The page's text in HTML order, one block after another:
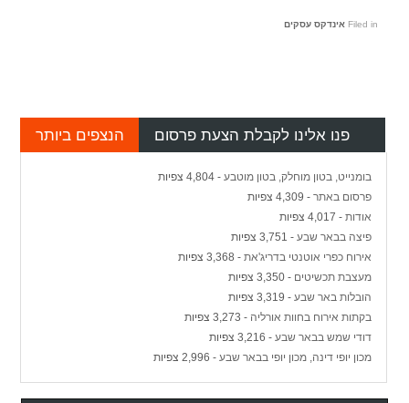
Filed in אינדקס עסקים
הנצפים ביותר פנו אלינו לקבלת הצעת פרסום
בומנייט, בטון מוחלק, בטון מוטבע - 4,804 צפיות
פרסום באתר - 4,309 צפיות
אודות - 4,017 צפיות
פיצה בבאר שבע - 3,751 צפיות
אירוח כפרי אוטנטי בדריג'את - 3,368 צפיות
מעצבת תכשיטים - 3,350 צפיות
הובלות באר שבע - 3,319 צפיות
בקתות אירוח בחוות אורליה - 3,273 צפיות
דודי שמש בבאר שבע - 3,216 צפיות
מכון יופי דינה, מכון יופי בבאר שבע - 2,996 צפיות